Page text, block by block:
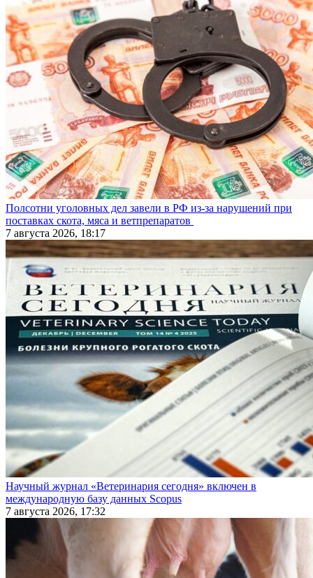
Полсотни уголовных дел завели в РФ из-за нарушений при
поставках скота, мяса и ветпрепаратов
7 августа 2026, 18:17
Научный журнал «Ветеринария сегодня» включен в
международную базу данных Scopus
7 августа 2026, 17:32